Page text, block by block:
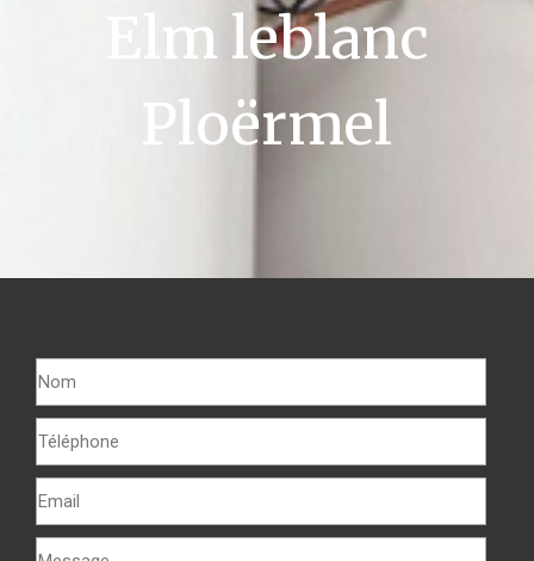
Elm leblanc
Ploërmel